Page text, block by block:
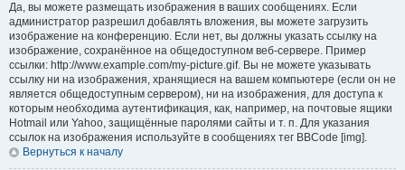
Да, вы можете размещать изображения в ваших сообщениях. Если
администратор разрешил добавлять вложения, вы можете загрузить
изображение на конференцию. Если нет, вы должны указать ссылку на
изображение, сохранённое на общедоступном веб-сервере. Пример
ссылки: http://www.example.com/my-picture.gif. Вы не можете указывать
ссылку ни на изображения, хранящиеся на вашем компьютере (если он не
является общедоступным сервером), ни на изображения, для доступа к
которым необходима аутентификация, как, например, на почтовые ящики
Hotmail или Yahoo, защищённые паролями сайты и т. п. Для указания
ссылок на изображения используйте в сообщениях тег BBCode [img].
Вернуться к началу